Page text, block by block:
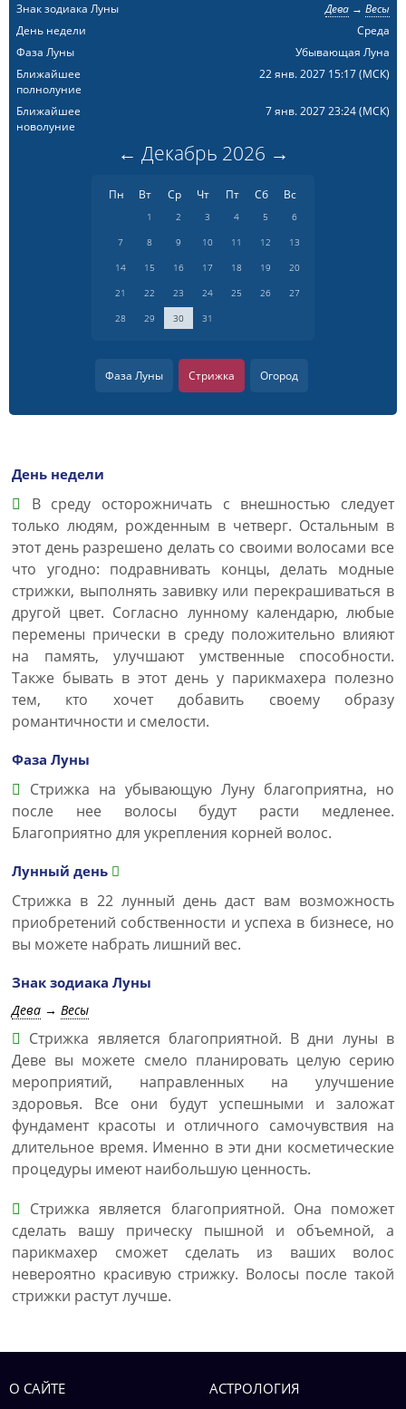
Знак зодиака Луны
Дева→ Весы
День недели
Среда
Фаза Луны
Убывающая Луна
Ближайшее
полнолуние
22 янв. 2027 15:17(МСК)
Ближайшее
новолуние
7 янв. 2027 23:24(МСК)
← Декабрь 2026 →
Пн Вт Ср Чт Пт Сб Вс
1 2 3 4 5
6
7
8 9 10 11 12
13
14
15 16 17 18 19
20
21
22 23 24 25 26
27
28
29 30 31
Фаза Луны Стрижка Огород
День недели
В среду осторожничать с внешностью следует
только людям, рожденным в четверг. Остальным в
этот день разрешено делать со своими волосами все
что угодно: подравнивать концы, делать модные
стрижки, выполнять завивку или перекрашиваться в
другой цвет. Согласно лунному календарю, любые
перемены прически в среду положительно влияют
на память, улучшают умственные способности.
Также бывать в этот день у парикмахера полезно
тем, кто хочет добавить своему образу
романтичности и смелости.
Фаза Луны
Стрижка на убывающую Луну благоприятна, но
после нее волосы будут расти медленее.
Благоприятно для укрепления корней волос.
Лунный день
Стрижка в 22 лунный день даст вам возможность
приобретений собственности и успеха в бизнесе, но
вы можете набрать лишний вес.
Знак зодиака Луны
Дева → Весы
Стрижка является благоприятной. В дни луны в
Деве вы можете смело планировать целую серию
мероприятий, направленных на улучшение
здоровья. Все они будут успешными и заложат
фундамент красоты и отличного самочувствия на
длительное время. Именно в эти дни косметические
процедуры имеют наибольшую ценность.
Стрижка является благоприятной. Она поможет
сделать вашу прическу пышной и объемной, а
парикмахер сможет сделать из ваших волос
невероятно красивую стрижку. Волосы после такой
стрижки растут лучше.
О САЙТЕ АСТРОЛОГИЯ